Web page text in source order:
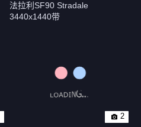
法拉利SF90 Stradale
3440x1440带
2